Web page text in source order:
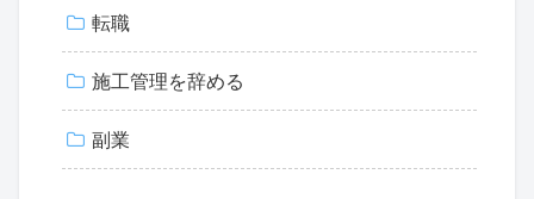
転職
施工管理を辞める
副業